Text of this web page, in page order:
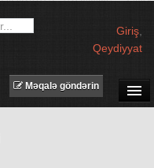
Giriş
Qeydiyyat
Məqalə göndərin